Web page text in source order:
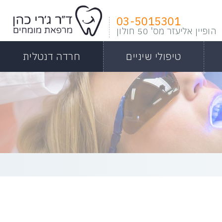
03-5015301
הופיין אליעזר מס' 50 חולון
טיפולי שיניים חרדה דנטלית